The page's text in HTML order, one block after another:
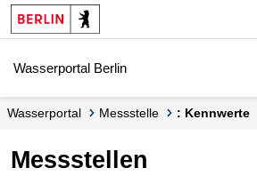
Springe zur Navigation
Springe zum Inhalt
Wasserportal Berlin
Wasserportal Messstelle : Kennwerte
Messstellen